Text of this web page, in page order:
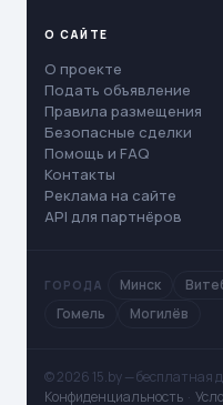
О САЙТЕ
О проекте
Подать объявление
Правила размещения
Безопасные сделки
Помощь и FAQ
Контакты
Реклама на сайте
API для партнёров
ГОРОДА Минск
Гомель
Могилёв
© 2026 15.by — бесплатная
Конфиденциальность ·